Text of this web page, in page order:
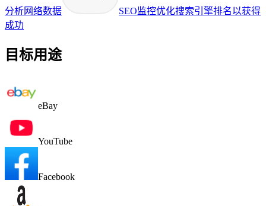
分析网络数据 SEO监控优化搜索引擎排名以获得
成功
目标用途
eBay
YouTube
Facebook